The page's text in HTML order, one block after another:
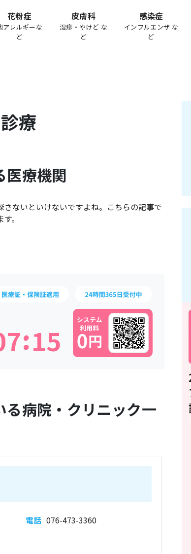
花粉症
アレルギーな
ど
皮膚科
湿疹・やけど な
ど
感染症
インフルエンザ な
ど
療
医療機関
ないといけないですよね。こちらの記事で
。
7 15
:
る病院・クリニック一
電話 076-473-3360